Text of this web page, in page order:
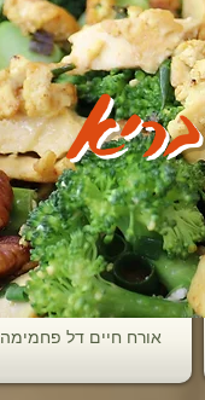
אורח חיים דל פחמימה